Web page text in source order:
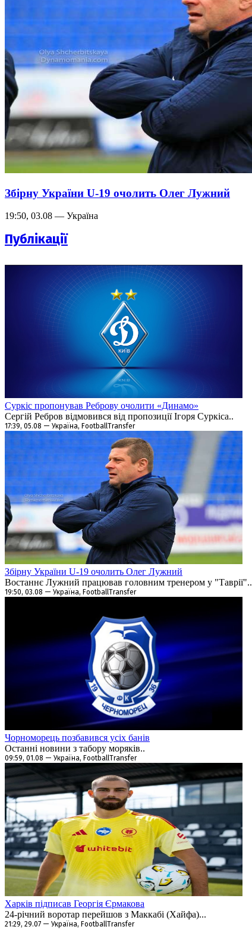
Збірну України U-19 очолить Олег Лужний
19:50, 03.08 — Україна
Публікації
Суркіс пропонував Реброву очолити «Динамо»
Сергій Ребров відмовився від пропозиції Ігоря Суркіса..
17:39, 05.08 — Україна, FootballTransfer
Збірну України U-19 очолить Олег Лужний
Востаннє Лужний працював головним тренером у "Таврії"..
19:50, 03.08 — Україна, FootballTransfer
Чорноморець позбавився усіх банів
Останні новини з табору моряків..
09:59, 01.08 — Україна, FootballTransfer
Харків підписав Георгія Єрмакова
24-річний воротар перейшов з Маккабі (Хайфа)...
21:29, 29.07 — Україна, FootballTransfer